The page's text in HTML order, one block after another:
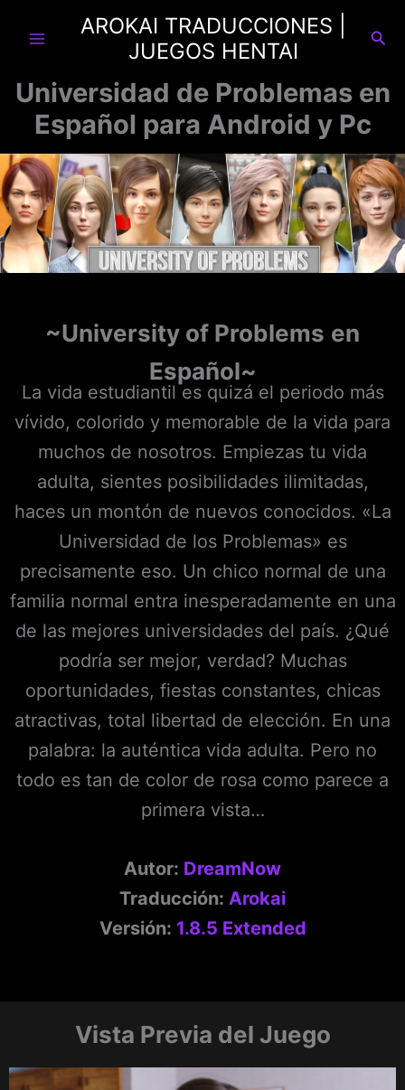
AROKAI TRADUCCIONES |
JUEGOS HENTAI
Universidad de Problemas en
Español para Android y Pc
~University of Problems en
Español~
La vida estudiantil es quizá el periodo más
vívido, colorido y memorable de la vida para
muchos de nosotros. Empiezas tu vida
adulta, sientes posibilidades ilimitadas,
haces un montón de nuevos conocidos. «La
Universidad de los Problemas» es
precisamente eso. Un chico normal de una
familia normal entra inesperadamente en una
de las mejores universidades del país. ¿Qué
podría ser mejor, verdad? Muchas
oportunidades, fiestas constantes, chicas
atractivas, total libertad de elección. En una
palabra: la auténtica vida adulta. Pero no
todo es tan de color de rosa como parece a
primera vista…
Autor: DreamNow
Traducción: Arokai
Versión: 1.8.5 Extended
Vista Previa del Juego